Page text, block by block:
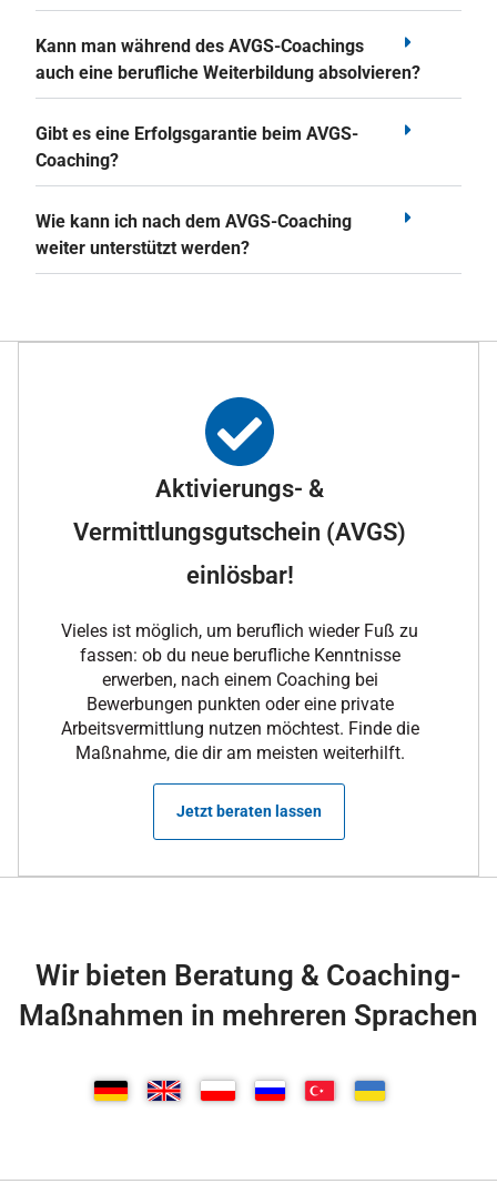
Kann man während des AVGS-Coachings
auch eine berufliche Weiterbildung absolvieren?
Gibt es eine Erfolgsgarantie beim AVGS-
Coaching?
Wie kann ich nach dem AVGS-Coaching
weiter unterstützt werden?
Aktivierungs- &
Vermittlungsgutschein (AVGS)
einlösbar!
Vieles ist möglich, um beruflich wieder Fuß zu
fassen: ob du neue berufliche Kenntnisse
erwerben, nach einem Coaching bei
Bewerbungen punkten oder eine private
Arbeitsvermittlung nutzen möchtest. Finde die
Maßnahme, die dir am meisten weiterhilft.
Jetzt beraten lassen
Wir bieten Beratung & Coaching-
Maßnahmen in mehreren Sprachen